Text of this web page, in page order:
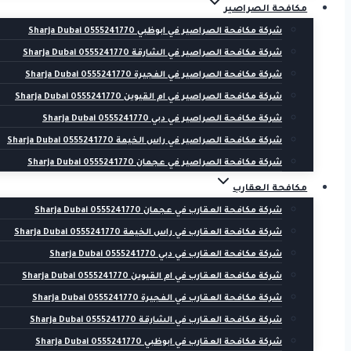
مكافحة الصراصير
شركة مكافحة الصراصير في ابوظبي 0555241770 Sharja Dubai
شركة مكافحة الصراصير في الشارقة 0555241770 Sharja Dubai
شركة مكافحة الصراصير في الفجيرة 0555241770 Sharja Dubai
شركة مكافحة الصراصير في ام القيوين 0555241770 Sharja Dubai
شركة مكافحة الصراصير في دبي 0555241770 Sharja Dubai
شركة مكافحة الصراصير في راس الخيمة 0555241770 Sharja Dubai
شركة مكافحة الصراصير في عجمان 0555241770 Sharja Dubai
مكافحة العقارب
شركة مكافحة العقارب في عجمان 0555241770 Sharja Dubai
شركة مكافحة العقارب في راس الخيمة 0555241770 Sharja Dubai
شركة مكافحة العقارب في دبي 0555241770 Sharja Dubai
شركة مكافحة العقارب في ام القيوين 0555241770 Sharja Dubai
شركة مكافحة العقارب في الفجيرة 0555241770 Sharja Dubai
شركة مكافحة العقارب في الشارقة 0555241770 Sharja Dubai
شركة مكافحة العقارب في ابوظبي 0555241770 Sharja Dubai